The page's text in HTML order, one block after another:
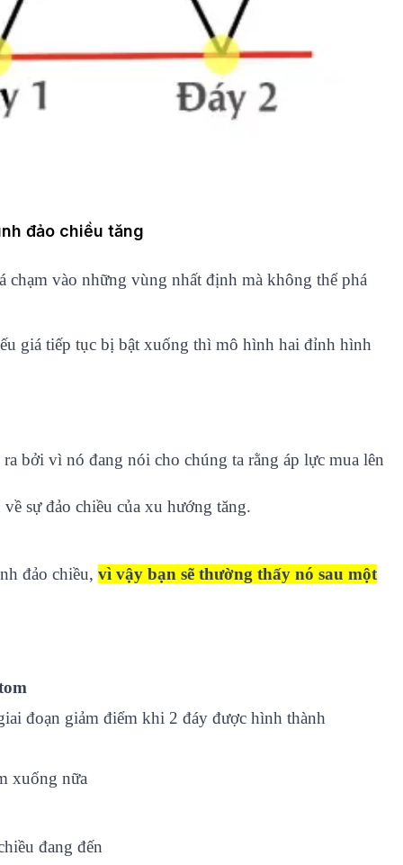
đảo chiều tăng
vào những vùng nhất định mà không thể phá
giá tiếp tục bị bật xuống thì mô hình hai đỉnh hình
bởi vì nó đang nói cho chúng ta rằng áp lực mua lên
sự đảo chiều của xu hướng tăng.
đảo chiều, vì vậy bạn sẽ thường thấy nó sau một
đoạn giảm điểm khi 2 đáy được hình thành
xuống nữa
đang đến